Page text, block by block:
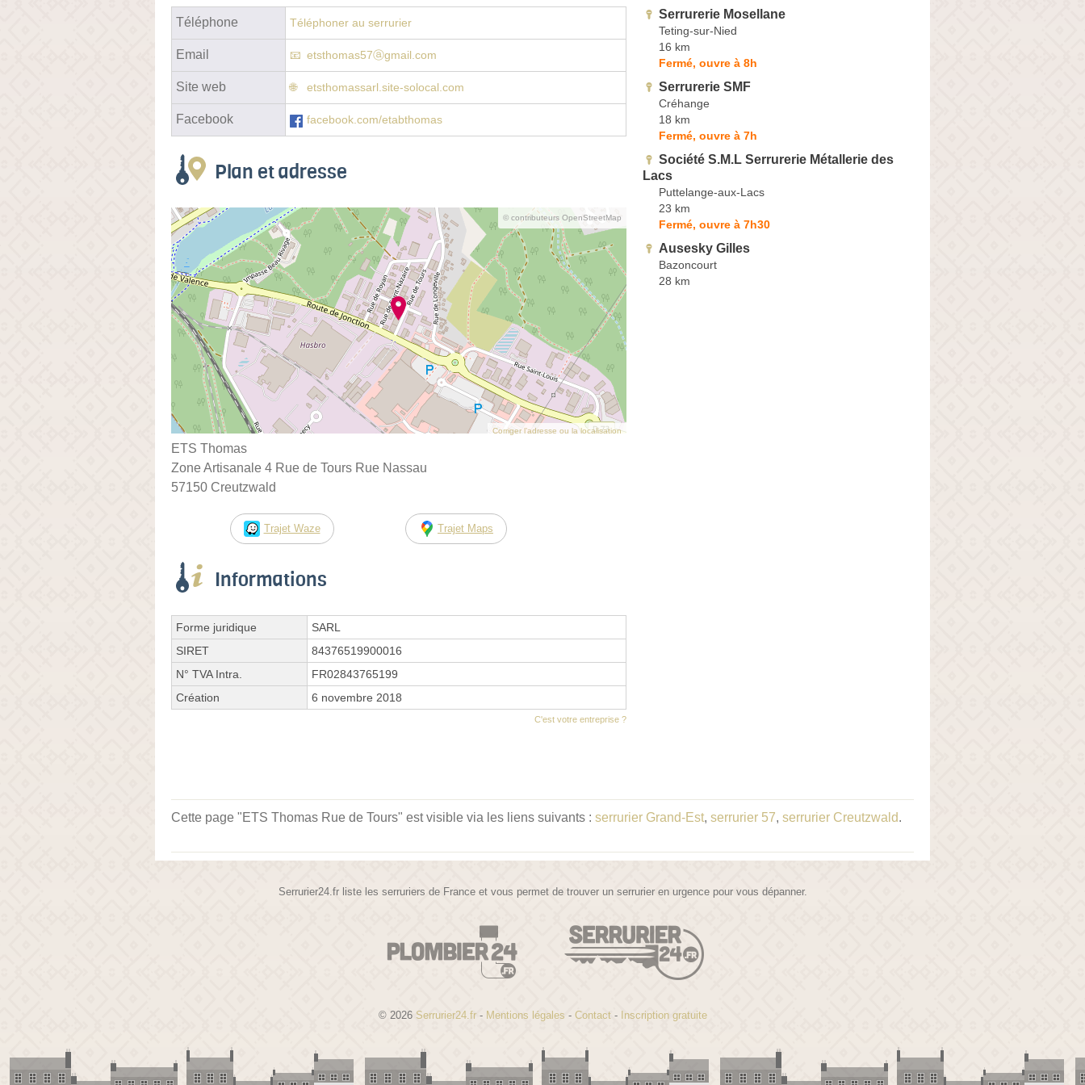
Téléphone Téléphoner au serrurier
Email etsthomas57ⓐgmail.com
Site web etsthomassarl.site-solocal.com
Facebook facebook.com/etabthomas
Plan et adresse
© contributeurs OpenStreetMap
Corriger l’adresse ou la localisation
ETS Thomas
Zone Artisanale 4 Rue de Tours Rue Nassau
57150 Creutzwald
Trajet Waze Trajet Maps
Informations
Forme juridique
SARL
SIRET
84376519900016
N° TVA Intra.
FR02843765199
Création
6 novembre 2018
C'est votre entreprise ?
Serrurerie Mosellane
Teting-sur-Nied
16 km
Fermé, ouvre à 8h
Serrurerie SMF
Créhange
18 km
Fermé, ouvre à 7h
Société S.M.L Serrurerie Métallerie des
Lacs
Puttelange-aux-Lacs
23 km
Fermé, ouvre à 7h30
Ausesky Gilles
Bazoncourt
28 km
Cette page "ETS Thomas Rue de Tours" est visible via les liens suivants : serrurier Grand-Est, serrurier 57, serrurier Creutzwald.
Serrurier24.fr liste les serruriers de France et vous permet de trouver un serrurier en urgence pour vous dépanner.
© 2026 Serrurier24.fr - Mentions légales - Contact- Inscription gratuite